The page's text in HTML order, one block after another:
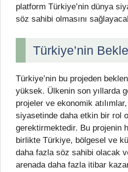
platform Türkiye’nin dünya
söz sahibi olmasını
Türkiye’nin
Türkiye’nin bu projeden
yüksek. Ülkenin son yıllarda
projeler ve ekonomik
siyasetinde daha etkin bir rol
gerektirmektedir. Bu projenin
birlikte Türkiye, bölgesel ve
daha fazla söz sahibi olacak
arenada daha fazla itibar